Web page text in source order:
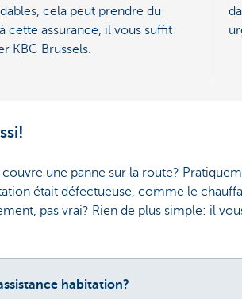
cela peut prendre du
cette assurance, il vous suffit
KBC Brussels.
une panne sur la route?
était défectueuse, comme le
pas vrai? Rien de plus simple: il
habitation?